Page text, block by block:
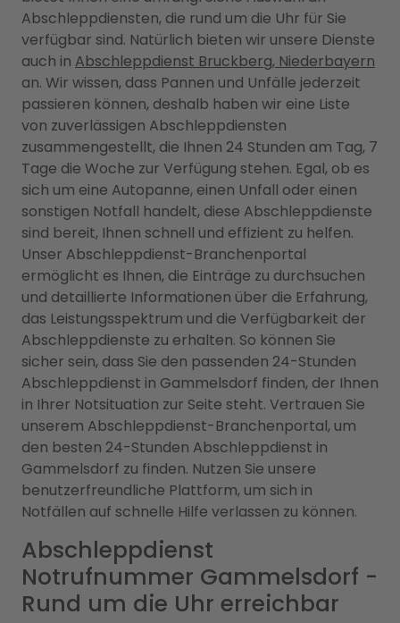
Abschleppdiensten, die rund um die Uhr für Sie
verfügbar sind. Natürlich bieten wir unsere Dienste
auch in Abschleppdienst Bruckberg, Niederbayern
an. Wir wissen, dass Pannen und Unfälle jederzeit
passieren können, deshalb haben wir eine Liste
von zuverlässigen Abschleppdiensten
zusammengestellt, die Ihnen 24 Stunden am Tag, 7
Tage die Woche zur Verfügung stehen. Egal, ob es
sich um eine Autopanne, einen Unfall oder einen
sonstigen Notfall handelt, diese Abschleppdienste
sind bereit, Ihnen schnell und effizient zu helfen.
Unser Abschleppdienst-Branchenportal
ermöglicht es Ihnen, die Einträge zu durchsuchen
und detaillierte Informationen über die Erfahrung,
das Leistungsspektrum und die Verfügbarkeit der
Abschleppdienste zu erhalten. So können Sie
sicher sein, dass Sie den passenden 24-Stunden
Abschleppdienst in Gammelsdorf finden, der Ihnen
in Ihrer Notsituation zur Seite steht. Vertrauen Sie
unserem Abschleppdienst-Branchenportal, um
den besten 24-Stunden Abschleppdienst in
Gammelsdorf zu finden. Nutzen Sie unsere
benutzerfreundliche Plattform, um sich in
Notfällen auf schnelle Hilfe verlassen zu können.
Abschleppdienst
Notrufnummer Gammelsdorf -
Rund um die Uhr erreichbar